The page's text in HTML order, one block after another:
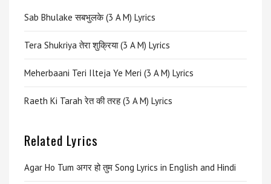
Sab Bhulake सबभुलके (3 A M) Lyrics
Tera Shukriya तेरा शुक्रिया (3 A M) Lyrics
Meherbaani Teri Ilteja Ye Meri (3 A M) Lyrics
Raeth Ki Tarah रेत की तरह (3 A M) Lyrics
Related Lyrics
Agar Ho Tum अगर हो तुम Song Lyrics in English and Hindi